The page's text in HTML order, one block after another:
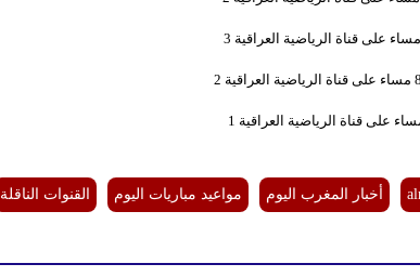
أخبار المغرب اليوم مواعيد مباريات اليوم القنوات الناقلة